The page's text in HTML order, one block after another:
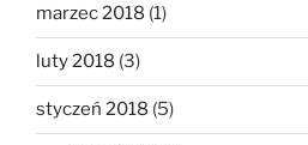
marzec 2018 (1)
luty 2018 (3)
styczeń 2018 (5)